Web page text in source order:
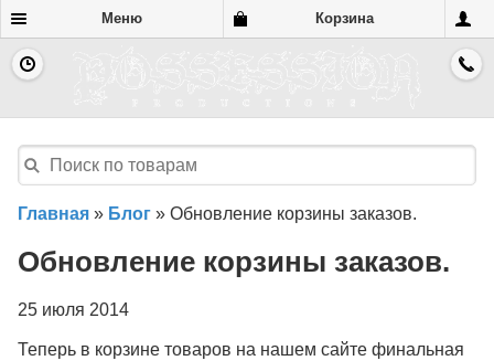
Меню Корзина
Главная » Блог » Обновление корзины заказов.
Обновление корзины заказов.
25 июля 2014
Теперь в корзине товаров на нашем сайте финальная